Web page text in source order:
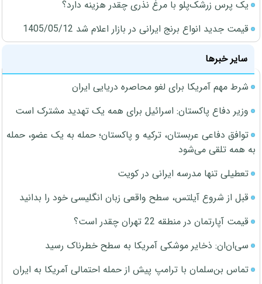
یک پرس زرشک‌پلو با مرغ نذری چقدر هزینه دارد؟
قیمت جدید انواع برنج ایرانی در بازار اعلام شد 1405/05/12
سایر خبرها
شرط مهم آمریکا برای لغو محاصره دریایی ایران
وزیر دفاع پاکستان: اسرائیل برای همه یک تهدید مشترک است
توافق دفاعی عربستان، ترکیه و پاکستان؛ حمله به یک عضو، حمله
به همه تلقی می‌شود
تعطیلی تنها مدرسه ایرانی در کویت
قبل از شروع آیلتس، سطح واقعی زبان انگلیسی خود را بدانید
قیمت آپارتمان در منطقه 22 تهران چقدر است؟
سی‌ان‌ان: ذخایر موشکی آمریکا به سطح خطرناک رسید
تماس بن‌سلمان با ترامپ پیش از حمله احتمالی آمریکا به ایران